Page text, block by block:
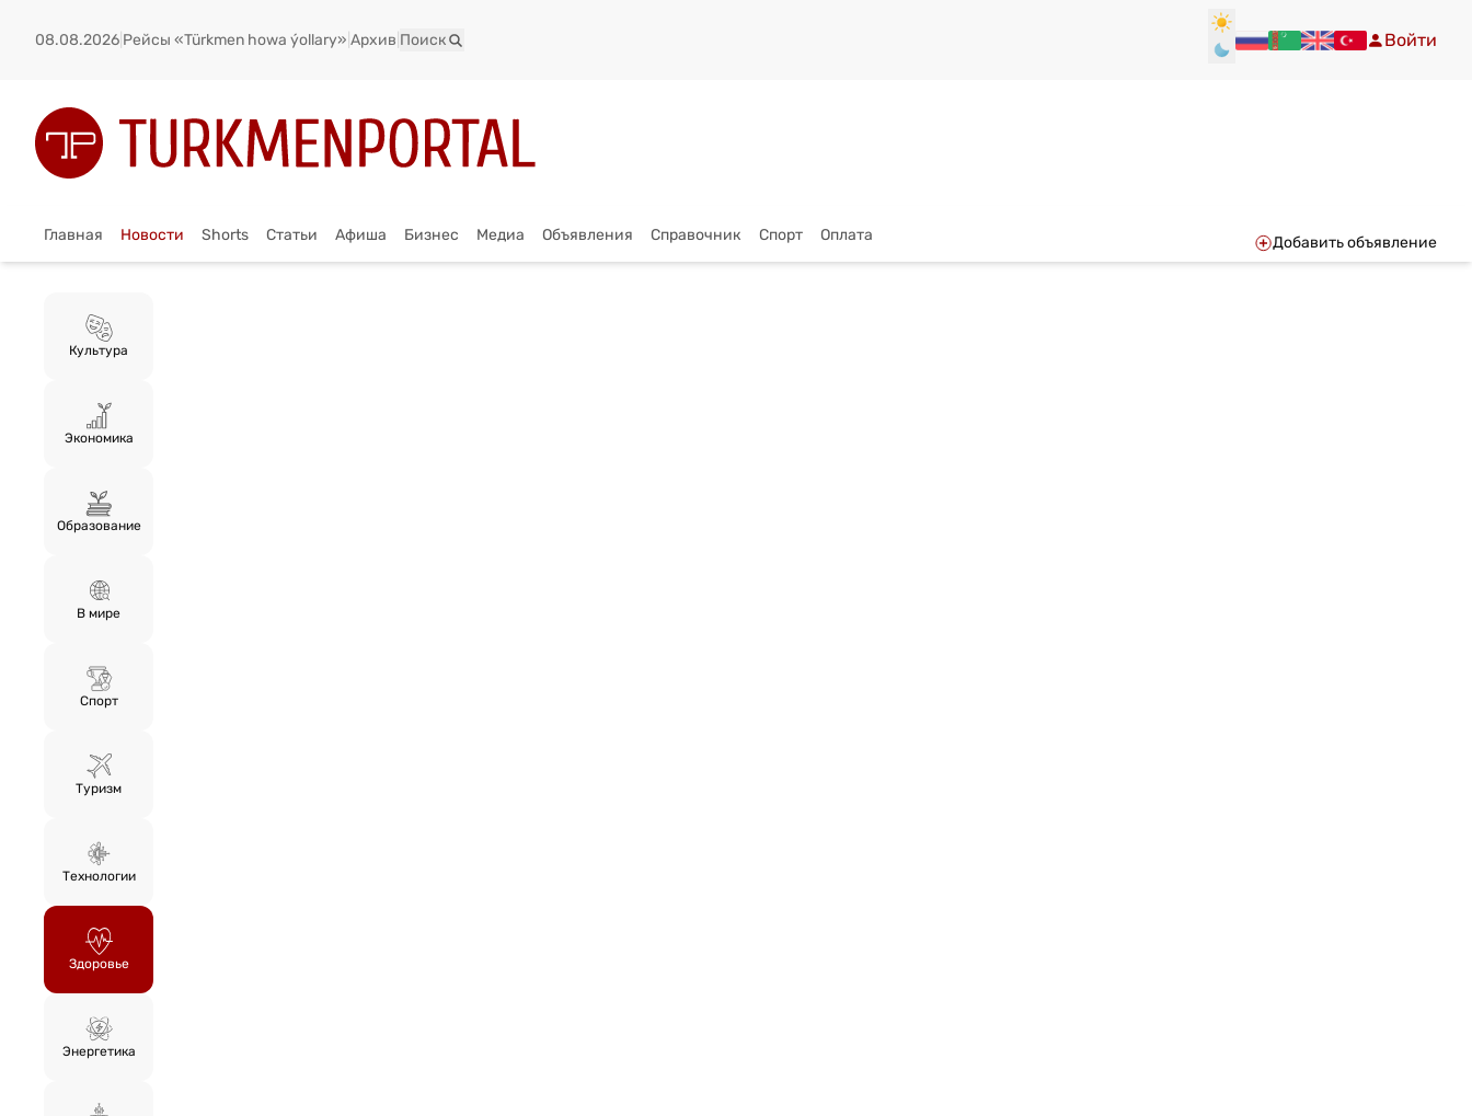
08.08.2026 Рейсы «Türkmen howa ýollary» Архив Поиск Войти
Главная Новости Shorts Статьи Афиша Бизнес Медиа Объявления Справочник Спорт Оплата Добавить объявление
Культура
Экономика
Образование
В мире
Спорт
Туризм
Технологии
Здоровье
Энергетика